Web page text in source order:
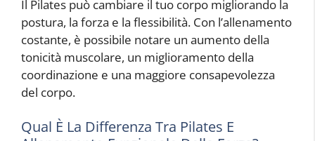
Il Pilates può cambiare il tuo corpo migliorando la
postura, la forza e la flessibilità. Con l’allenamento
costante, è possibile notare un aumento della
tonicità muscolare, un miglioramento della
coordinazione e una maggiore consapevolezza
del corpo.
Qual È La Differenza Tra Pilates E